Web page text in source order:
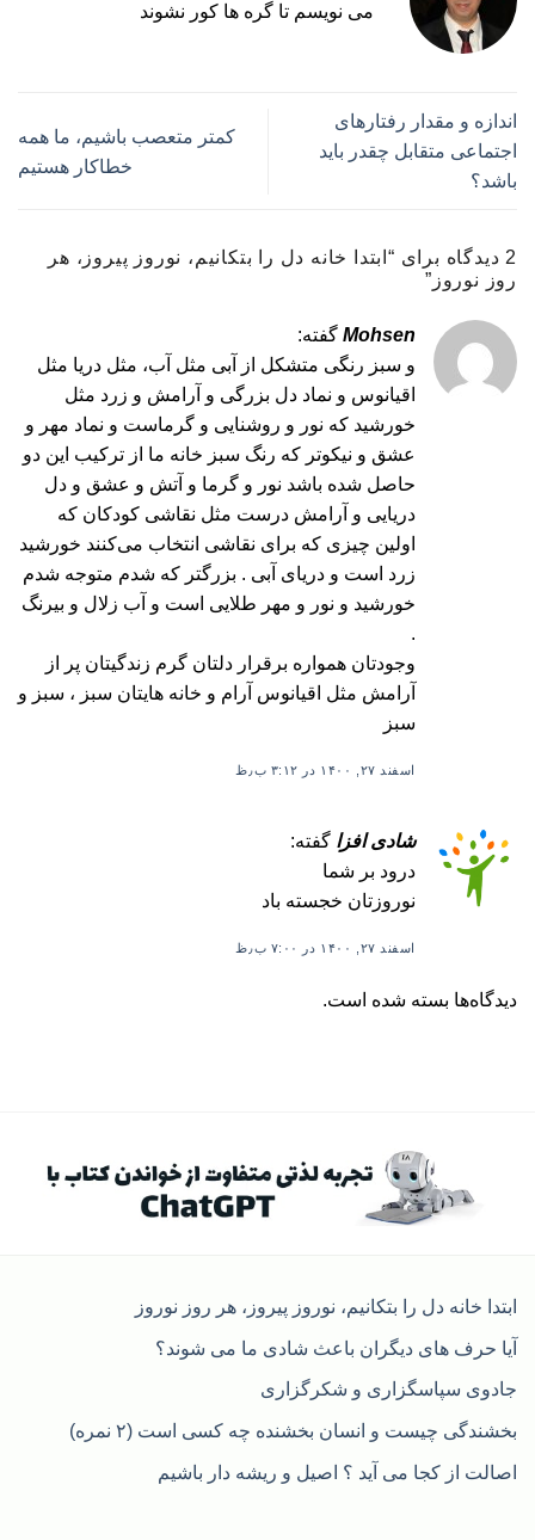
می نویسم تا گره ها کور نشوند
اندازه و مقدار رفتارهای
اجتماعی متقابل چقدر باید
باشد؟
کمتر متعصب باشیم، ما همه
خطاکار هستیم
2 دیدگاه برای “
ابتدا خانه دل را بتکانیم، نوروز پیروز، هر
روز نوروز ”
Mohsen گفته:
و‌ سبز رنگی متشکل از آبی مثل آب، مثل دریا مثل
اقیانوس و نماد دل بزرگی و آرامش و زرد مثل
خورشید که نور و روشنایی و گرماست و نماد مهر و
عشق و نیکوتر که رنگ سبز خانه ما از ترکیب این دو
حاصل شده باشد نور و گرما و آتش و عشق و دل
دریایی و آرامش درست مثل نقاشی کودکان که
اولین چیزی که برای نقاشی انتخاب می‌کنند خورشید
زرد است و دریای آبی . بزرگتر که شدم متوجه شدم
خورشید و نور و مهر طلایی است و آب زلال و بیرنگ
.
وجودتان همواره برقرار دلتان گرم زندگیتان پر از
آرامش مثل اقیانوس آرام و خانه هایتان سبز ، سبز و
سبز
اسفند ۲۷, ۱۴۰۰ در ۳:۱۲ ب٫ظ
شادی افزا گفته:
درود بر شما
نوروزتان خجسته باد
اسفند ۲۷, ۱۴۰۰ در ۷:۰۰ ب٫ظ
دیدگاه‌ها بسته شده است.
ابتدا خانه دل را بتکانیم، نوروز پیروز، هر روز نوروز
آیا حرف های دیگران باعث شادی ما می شوند؟
جادوی سپاسگزاری و شکرگزاری
بخشندگی چیست و انسان بخشنده چه کسی است (۲ نمره)
اصالت از کجا می آید ؟ اصیل و ریشه دار باشیم